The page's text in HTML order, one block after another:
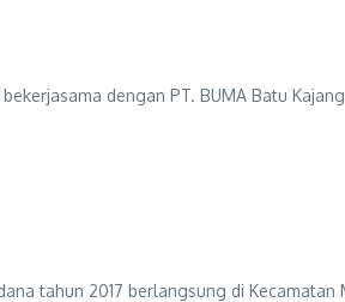
dengan PT. BUMA Batu Kajang
tahun 2017 berlangsung di